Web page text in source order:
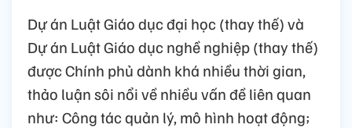
Dự án Luật Giáo dục đại học (thay thế) và
Dự án Luật Giáo dục nghề nghiệp (thay thế)
được Chính phủ dành khá nhiều thời gian,
thảo luận sôi nổi về nhiều vấn đề liên quan
như: Công tác quản lý, mô hình hoạt động;